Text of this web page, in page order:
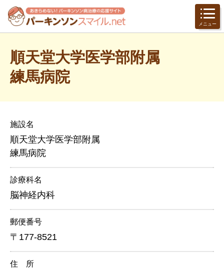
メニュー
順天堂大学医学部附属
練馬病院
施設名
順天堂大学医学部附属
練馬病院
診療科名
脳神経内科
郵便番号
〒177-8521
住 所